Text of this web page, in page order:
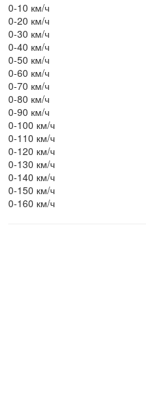
0-10 км/ч
0-20 км/ч
0-30 км/ч
0-40 км/ч
0-50 км/ч
0-60 км/ч
0-70 км/ч
0-80 км/ч
0-90 км/ч
0-100 км/ч
0-110 км/ч
0-120 км/ч
0-130 км/ч
0-140 км/ч
0-150 км/ч
0-160 км/ч